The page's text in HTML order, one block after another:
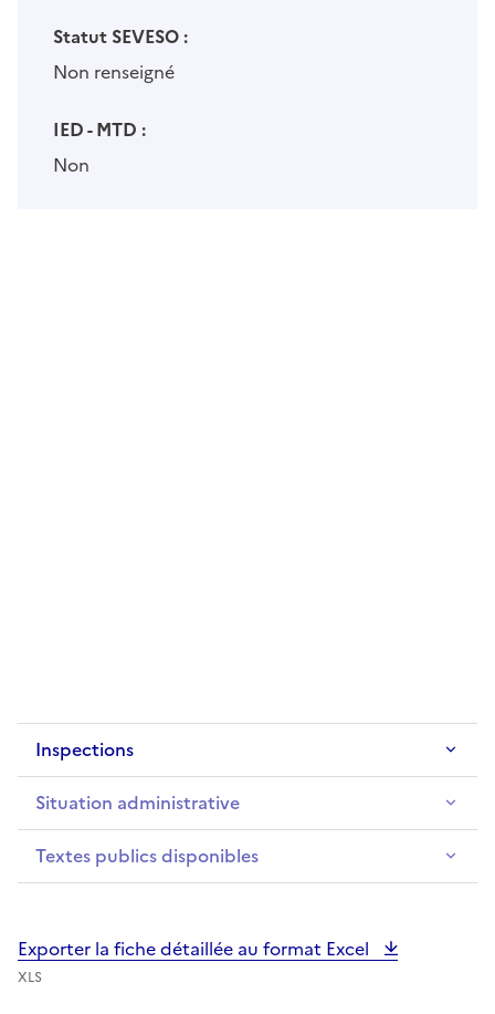
Statut SEVESO :
Non renseigné
IED - MTD :
Non
Inspections
Situation administrative
Textes publics disponibles
Exporter la fiche détaillée au format Excel
XLS